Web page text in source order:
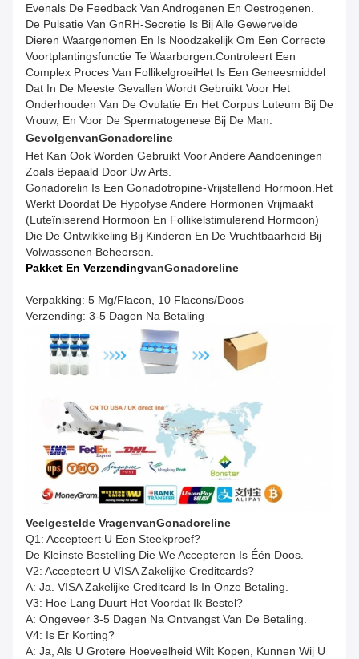
Evenals De Feedback Van Androgenen En Oestrogenen.
De Pulsatie Van GnRH-Secretie Is Bij Alle Gewervelde
Dieren Waargenomen En Is Noodzakelijk Om Een Correcte
Voortplantingsfunctie Te Waarborgen.controleert Een
Complex Proces Van FollikelgroeiHet Is Een Geneesmiddel
Dat In De Meeste Gevallen Wordt Gebruikt Voor Het
Onderhouden Van De Ovulatie En Het Corpus Luteum Bij De
Vrouw, En Voor De Spermatogenese Bij De Man.
GevolgenVanGonadoreline
Het Kan Ook Worden Gebruikt Voor Andere Aandoeningen
Zoals Bepaald Door Uw Arts.
Gonadorelin Is Een Gonadotropine-Vrijstellend Hormoon.Het
Werkt Doordat De Hypofyse Andere Hormonen Vrijmaakt
(luteïniserend Hormoon En Follikelstimulerend Hormoon)
Die De Ontwikkeling Bij Kinderen En De Vruchtbaarheid Bij
Volwassenen Beheersen.
Pakket En VerzendingVanGonadoreline
Verpakking: 5 Mg/flacon, 10 Flacons/doos
Verzending: 3-5 Dagen Na Betaling
Veelgestelde VragenVanGonadoreline
Q1: Accepteert U Een Steekproef?
De Kleinste Bestelling Die We Accepteren Is Één Doos.
V2: Accepteert U VISA Zakelijke Creditcards?
A: Ja. VISA Zakelijke Creditcard Is In Onze Betaling.
V3: Hoe Lang Duurt Het Voordat Ik Bestel?
A: Ongeveer 3-5 Dagen Na Ontvangst Van De Betaling.
V4: Is Er Korting?
A: Ja, Als U Grotere Hoeveelheid Wilt Kopen, Kunnen Wij U